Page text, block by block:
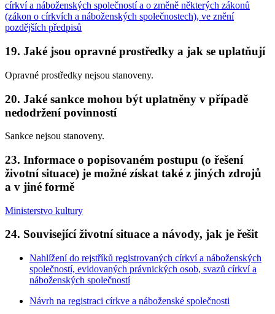
církví a náboženských společností a o změně některých zákonů
(zákon o církvích a náboženských společnostech), ve znění
pozdějších předpisů
19. Jaké jsou opravné prostředky a jak se uplatňují
Opravné prostředky nejsou stanoveny.
20. Jaké sankce mohou být uplatněny v případě
nedodržení povinností
Sankce nejsou stanoveny.
23. Informace o popisovaném postupu (o řešení
životní situace) je možné získat také z jiných zdrojů
a v jiné formě
Ministerstvo kultury
24. Související životní situace a návody, jak je řešit
Nahlížení do rejstříků registrovaných církví a náboženských
společností, evidovaných právnických osob, svazů církví a
náboženských společností
Návrh na registraci církve a náboženské společnosti